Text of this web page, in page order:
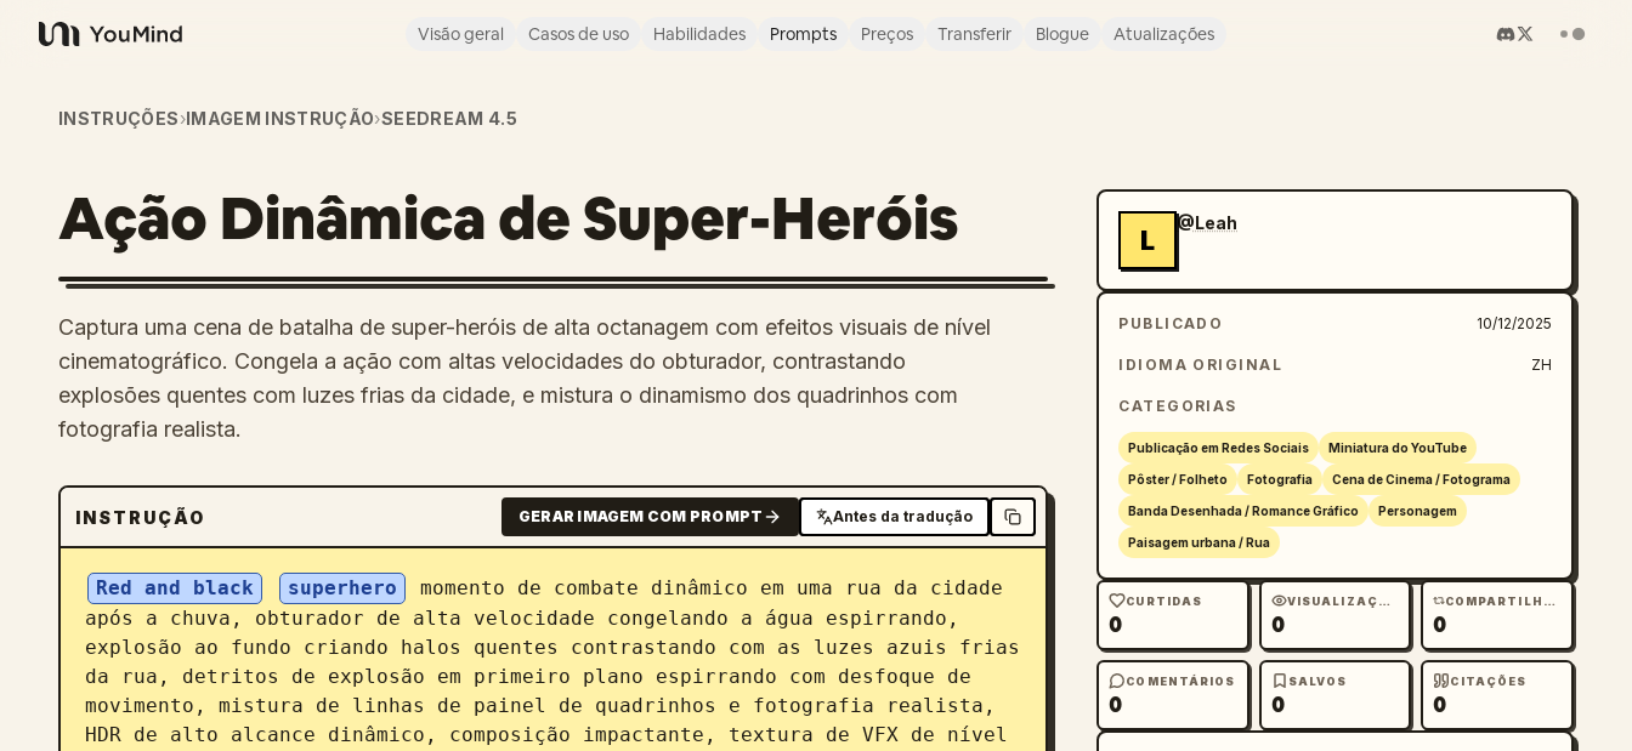
YouMind
Visão geral Casos de uso Habilidades Prompts Preços Transferir Blogue Atualizações
INSTRUÇÕES›IMAGEM INSTRUÇÃO›SEEDREAM 4.5
Ação Dinâmica de Super-Heróis
Captura uma cena de batalha de super-heróis de alta octanagem com efeitos visuais de nível
cinematográfico. Congela a ação com altas velocidades do obturador, contrastando
explosões quentes com luzes frias da cidade, e mistura o dinamismo dos quadrinhos com
fotografia realista.
INSTRUÇÃO GERAR IMAGEM COM PROMPT Antes da tradução
Red and black superhero
momento de combate dinâmico em uma rua da cidade
após a chuva, obturador de alta velocidade congelando a água espirrando,
explosão ao fundo criando halos quentes contrastando com as luzes azuis frias
da rua, detritos de explosão em primeiro plano espirrando com desfoque de
movimento, mistura de linhas de painel de quadrinhos e fotografia realista,
HDR de alto alcance dinâmico, composição impactante, textura de VFX de nível
L
@Leah
PUBLICADO 10/12/2025
IDIOMA ORIGINAL ZH
CATEGORIAS
Publicação em Redes Sociais Miniatura do YouTube
Pôster / Folheto Fotografia Cena de Cinema / Fotograma
Banda Desenhada / Romance Gráfico Personagem
Paisagem urbana / Rua
CURTIDAS
0
VISUALIZAÇÕES
0
COMPARTILHAMENTOS
0
COMENTÁRIOS
0
SALVOS
0
CITAÇÕES
0